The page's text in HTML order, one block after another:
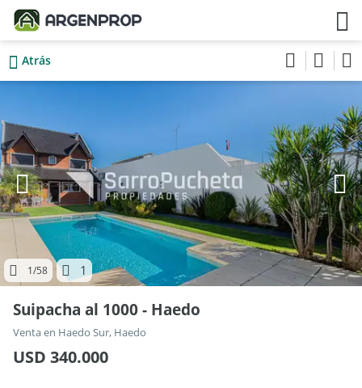
Atrás
1/58 1
Suipacha al 1000 - Haedo
Venta en Haedo Sur, Haedo
USD 340.000